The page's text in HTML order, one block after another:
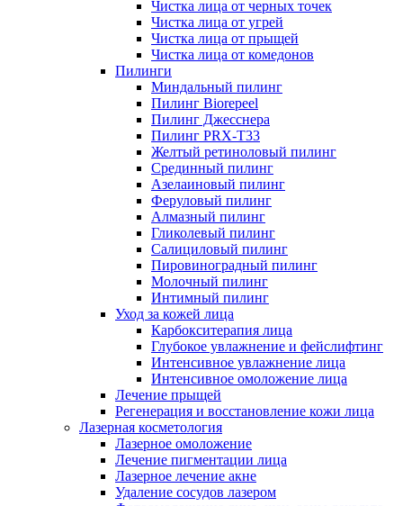
Чистка лица от черных точек
Чистка лица от угрей
Чистка лица от прыщей
Чистка лица от комедонов
Пилинги
Миндальный пилинг
Пилинг Biorepeel
Пилинг Джесснера
Пилинг PRX-T33
Желтый ретиноловый пилинг
Срединный пилинг
Азелаиновый пилинг
Феруловый пилинг
Алмазный пилинг
Гликолевый пилинг
Салициловый пилинг
Пировиноградный пилинг
Молочный пилинг
Интимный пилинг
Уход за кожей лица
Карбокситерапия лица
Глубокое увлажнение и фейслифтинг
Интенсивное увлажнение лица
Интенсивное омоложение лица
Лечение прыщей
Регенерация и восстановление кожи лица
Лазерная косметология
Лазерное омоложение
Лечение пигментации лица
Лазерное лечение акне
Удаление сосудов лазером